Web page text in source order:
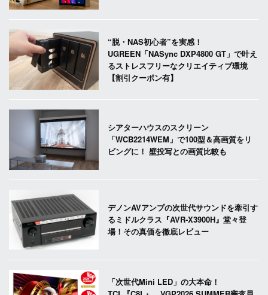
“脱・NAS初心者”を実感！
UGREEN「NASync DXP4800 GT」で叶え
るストレスフリーなクリエイティブ環境
【割引クーポン有】
シアターハウスのスクリーン
「WCB2214WEM」で100型＆高画質をリ
ビングに！ 壁投写との画質比較も
デノンAVアンプの次世代サウンドを牽引す
るミドルクラス『AVR-X3900H』堂々登
場！その真価を徹底レビュー
「次世代Mini LED」の大本命！